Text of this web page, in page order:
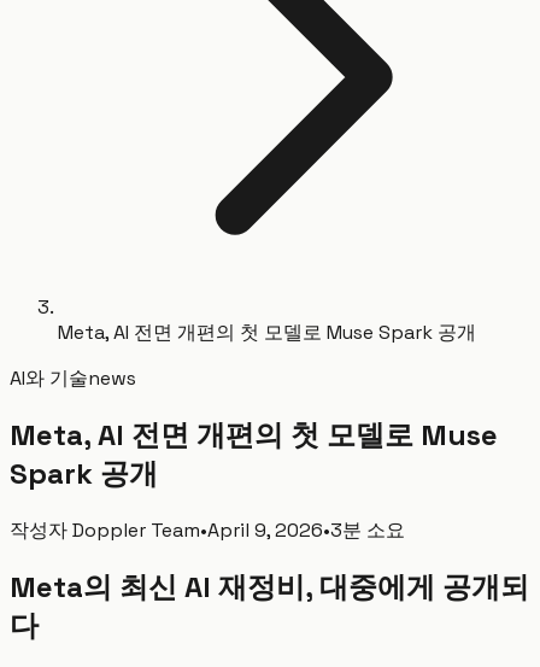
Meta, AI 전면 개편의 첫 모델로 Muse Spark 공개
AI와 기술news
Meta, AI 전면 개편의 첫 모델로 Muse
Spark 공개
작성자Doppler Team•April 9, 2026•3분 소요
Meta의 최신 AI 재정비, 대중에게 공개되
다